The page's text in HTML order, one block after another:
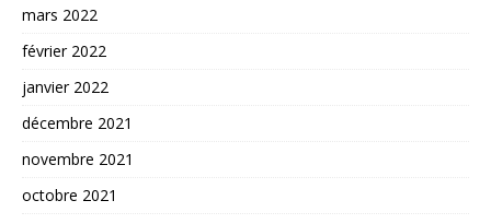
mars 2022
février 2022
janvier 2022
décembre 2021
novembre 2021
octobre 2021